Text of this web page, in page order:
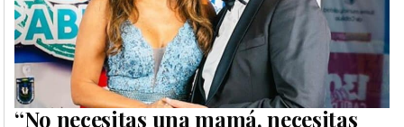
“No necesitas una mamá, necesitas